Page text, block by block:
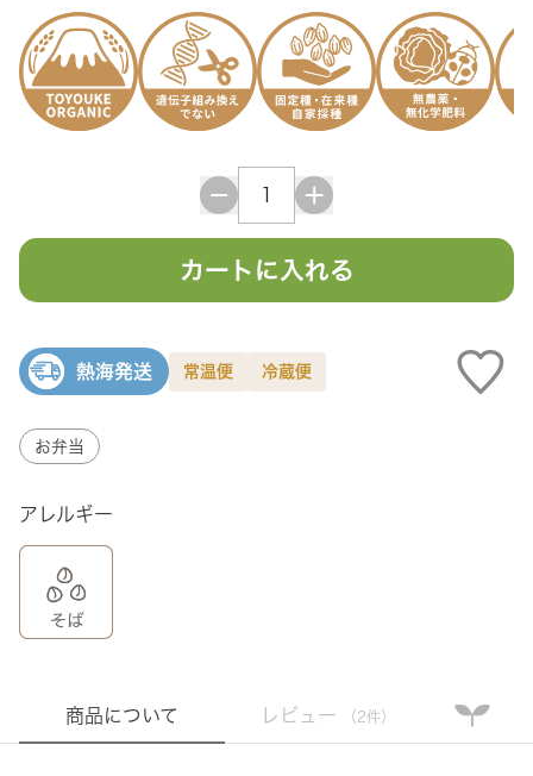
カートに入れる
熱海発送 常温便 冷蔵便
お弁当
アレルギー
商品について レビュー （2件）